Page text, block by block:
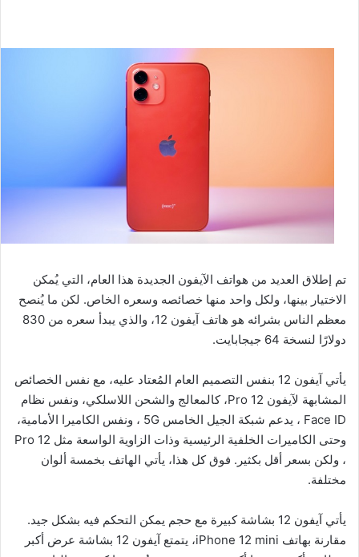
تم إطلاق العديد من هواتف الآيفون الجديدة هذا العام، التي يُمكن
الاختيار بينها، ولكل واحد منها خصائصه وسعره الخاص. لكن ما يُنصح
معظم الناس بشرائه هو هاتف آيفون 12، والذي يبدأ سعره من 830
دولارًا لنسخة 64 جيجابايت.
يأتي آيفون 12 بنفس التصميم العام المُعتاد عليه، مع نفس الخصائص
المشابهة لآيفون 12 Pro، كالمعالج والشحن اللاسلكي، ونفس نظام
Face ID ، يدعم شبكة الجيل الخامس 5G ، ونفس الكاميرا الأمامية،
وحتى الكاميرات الخلفية الرئيسية وذات الزاوية الواسعة مثل 12 Pro
، ولكن بسعر أقل بكثير. فوق كل هذا، يأتي الهاتف بخمسة ألوان
مختلفة.
يأتي آيفون 12 بشاشة كبيرة مع حجم يمكن التحكم فيه بشكل جيد.
مقارنة بهاتف iPhone 12 mini، يتمتع آيفون 12 بشاشة عرض أكبر